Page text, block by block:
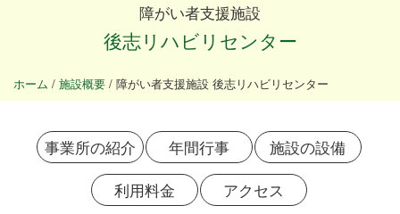
障がい者支援施設
後志リハビリセンター
ホーム / 施設概要 / 障がい者支援施設 後志リハビリセンター
事業所の紹介 年間行事
施設の設備
利用料金
アクセス